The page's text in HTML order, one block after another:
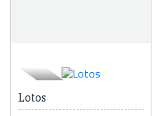
Lotos